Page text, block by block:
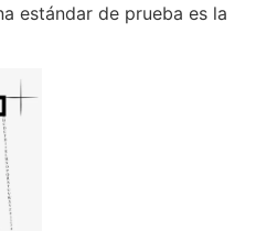
estándar de prueba es la